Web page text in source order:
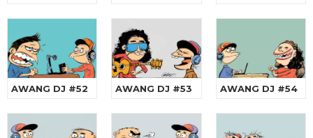
AWANG DJ #52 AWANG DJ #53 AWANG DJ #54